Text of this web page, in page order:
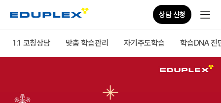
상담 신청
1:1 코칭상담 맞춤 학습관리 자기주도학습 학습DNA 진